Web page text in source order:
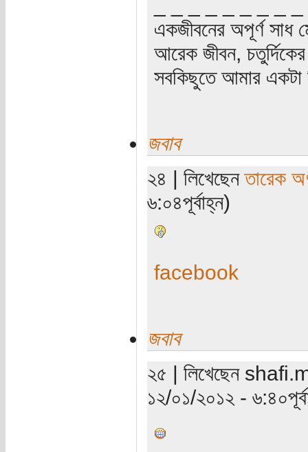
একজীবনের অপূর্ণ সাধ
আরেক জীবন, চতুর্দিকের
সবকিছুতে আমার একটা
জবাব
২৪ | লিখেছেনতারেক
৬:০৪পূর্বাহ্ন)
facebook
জবাব
২৫ | লিখেছেন shafi.m
১২/০১/২০১২ -